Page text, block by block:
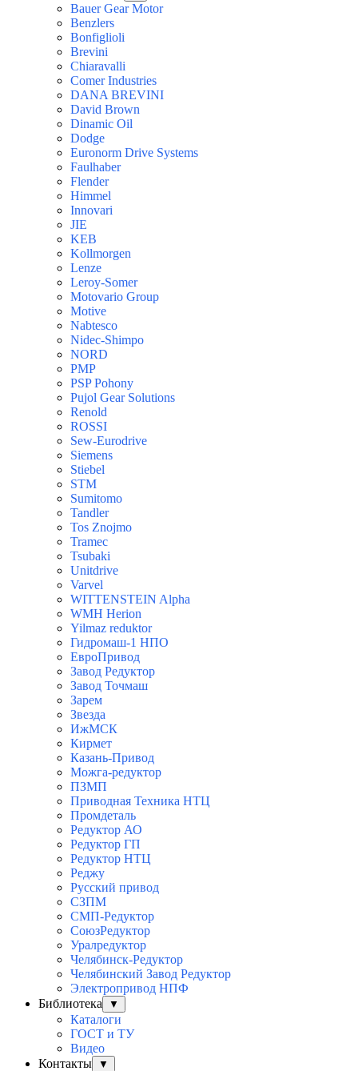
Bauer Gear Motor
Benzlers
Bonfiglioli
Brevini
Chiaravalli
Comer Industries
DANA BREVINI
David Brown
Dinamic Oil
Dodge
Euronorm Drive Systems
Faulhaber
Flender
Himmel
Innovari
JIE
KEB
Kollmorgen
Lenze
Leroy-Somer
Motovario Group
Motive
Nabtesco
Nidec-Shimpo
NORD
PMP
PSP Pohony
Pujol Gear Solutions
Renold
ROSSI
Sew-Eurodrive
Siemens
Stiebel
STM
Sumitomo
Tandler
Tos Znojmo
Tramec
Tsubaki
Unitdrive
Varvel
WITTENSTEIN Alpha
WMH Herion
Yilmaz reduktor
Гидромаш-1 НПО
ЕвроПривод
Завод Редуктор
Завод Точмаш
Зарем
Звезда
ИжМСК
Кирмет
Казань-Привод
Можга-редуктор
ПЗМП
Приводная Техника НТЦ
Промдеталь
Редуктор АО
Редуктор ГП
Редуктор НТЦ
Реджу
Русский привод
СЗПМ
СМП-Редуктор
СоюзРедуктор
Уралредуктор
Челябинск-Редуктор
Челябинский Завод Редуктор
Электропривод НПФ
Библиотека
▼
Каталоги
ГОСТ и ТУ
Видео
Контакты
▼